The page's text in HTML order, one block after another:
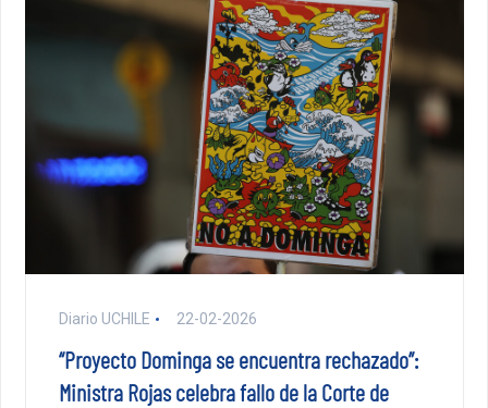
Diario UCHILE 22-02-2026
“Proyecto Dominga se encuentra rechazado”:
Ministra Rojas celebra fallo de la Corte de